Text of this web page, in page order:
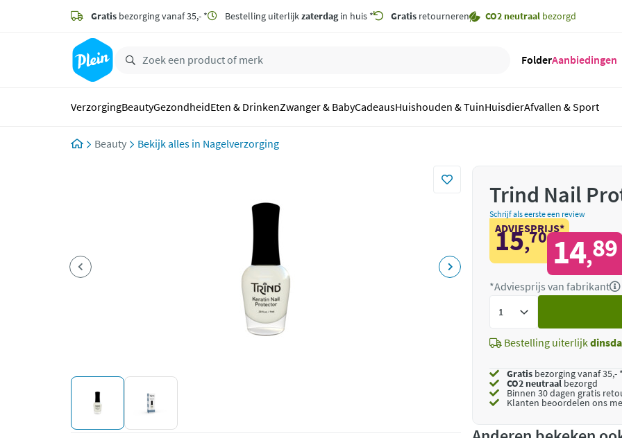
zoeken
hoofdinhoud
Gratis bezorging vanaf 35,- * Bestelling uiterlijkzaterdagin huis * Gratis retourneren CO2 neutraal bezorgd
FolderAanbiedingen
VerzorgingBeautyGezondheidEten & DrinkenZwanger & BabyCadeausHuishouden & TuinHuisdierAfvallen & Sport
Beauty Nagelverzorging
Trind Nail
Schrijf als eerste een review
ADVIESPRIJS*
15,70 14,89
*Adviesprijs van fabrikant
Bestelling uiterlijk
Gratis bezorging vanaf 35,-
CO2 neutraalbezorgd
Binnen 30 dagen gratis
Klanten beoordelen ons